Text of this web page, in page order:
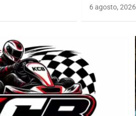
6 agosto, 2026